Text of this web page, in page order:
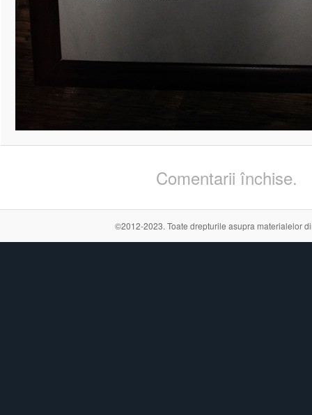
Comentarii închise.
©2012-2023. Toate drepturile asupra materialelor